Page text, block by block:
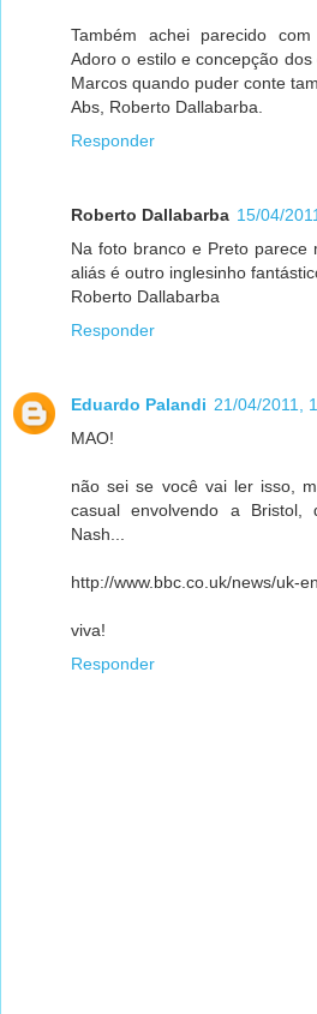
Também achei parecido
Adoro o estilo e concepção
Marcos quando puder conte
Abs, Roberto Dallabarba.
Responder
Roberto Dallabarba 15/04/
Na foto branco e Preto parece
aliás é outro inglesinho
Roberto Dallabarba
Responder
Eduardo Palandi 21/04/2011,
MAO!
não sei se você vai ler isso,
casual envolvendo a
Nash...
http://www.bbc.co.uk/news/uk-
viva!
Responder